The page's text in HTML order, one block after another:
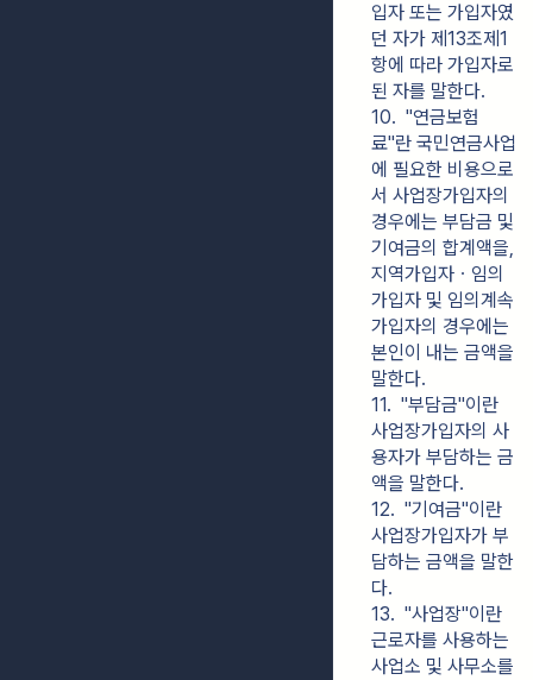
입자 또는 가입자였
던 자가 제13조제1
항에 따라 가입자로
된 자를 말한다.
10.  "연금보험
료"란 국민연금사업
에 필요한 비용으로
서 사업장가입자의
경우에는 부담금 및
기여금의 합계액을,
지역가입자ㆍ임의
가입자 및 임의계속
가입자의 경우에는
본인이 내는 금액을
말한다.
11.  "부담금"이란
사업장가입자의 사
용자가 부담하는 금
액을 말한다.
12.  "기여금"이란
사업장가입자가 부
담하는 금액을 말한
다.
13.  "사업장"이란
근로자를 사용하는
사업소 및 사무소를